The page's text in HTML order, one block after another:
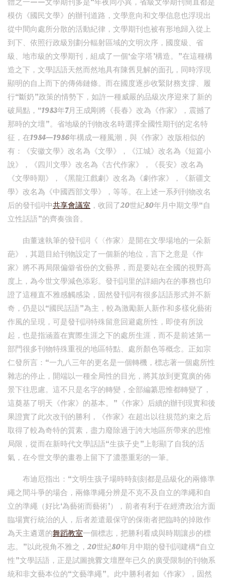
體之一——文學期刊多是“年夜同小異，省級文學期刊簡直都是
模仿《國民文學》的辦刊道路，文學意向和文學信息也浮現出
從中間向處所分散的活動紀律，文學期刊也被有形地歸入從上
到下、依照行政級別劃分輻射區域的文明次序，國度級、省
級、地市級的文學期刊，組成了一個‘金字塔’構造。”在這種構
造之下，文學話語天然而然地具有陳舊見解的面孔，同時浮現
顯明的自上而下的傳佈鏈條。而在國度逐步收緊財務支撐、履
行“斷奶”政策的情勢下，如許一種威嚴的品級次序迎來了新的
破局點，“1983年7月王成剛將《長春》改為《作家》，震撼了
那時的文壇”。省地級的刊物改名時選擇全國性期刊的定名特
征，在1984—1986年構成一種風潮，與《作家》改版相似的
有：《安徽文學》改名為《文學》，《江城》改名為《短篇小
說》，《四川文學》改名為《古代作家》，《長安》改名為
《文學時期》，《黑龍江戲劇》改名為《劇作家》，《新疆文
學》改名為《中國西部文學》，等等。在上述一系列刊物改名
后的發刊詞中共享會議室 ，收回了20世紀80年月中期文學“自
立性話語”的齊奏強音。
由董速執筆的發刊詞《〈作家〉是開在文學場地的一朵新
葩》，其題目給刊物設定了一個新的地位，言下之意是《作
家》將不再局限偏僻省份的文藝界，而是要站在全國的視野高
度上，為今世文學減色添彩。發刊詞里的詳細內在的事務也印
證了這種直不雅感觸感染，固然發刊詞有很多話語形式并不新
奇，仍是以“國民話語”為主，較為激勵新人新作和多樣化藝術
作風的呈現，可是發刊詞特殊留意回避處所性，即使有所說
起，也是指涵蓋在實際生涯之下的處所生涯，而不是前述第一
部門很多刊物特殊重視的地區特點、處所顏色等概念。正如宗
仁發所言：“一九八三年的更名是一個轉機，標志著一個處所性
雜志的停止，開端以一種全局性的目光，將其放到更寬廣的佈
景下往思慮。這不只是名字的轉變，全部編纂思惟都轉變了，
這奠基了明天《作家》的基本。”《作家》后續的辦刊現實和後
果證實了此次改刊的勝利，《作家》在超出以往規范約束之后
取得了較為奇特的質素，盡力廢除過于誇大地區所帶來的思惟
局限，從而在新時代文學話語“生孩子史”上彰顯了自我的活
氣，在今世文學的畫卷上留下了濃墨重彩的一筆。
布迪厄指出：“文明生孩子場時時刻刻都是品級化的兩條準
繩之間斗爭的場合，兩條準繩分辨是不克不及自立的準繩和自
立的準繩（好比‘為藝術而藝術’），前者有利于在經濟政治方面
臨場實行統治的人，后者差遣最保守的保衛者把臨時的掉敗作
為天主遴選的舞蹈教室一個標志，把勝利看成與時期讓步的標
志。”以此視角不雅之，20世紀80年月中期的發刊詞建構“自立
性”文學話語，正是試圖挑釁文壇歷年已久的廣受限制的刊物系
統和非文藝本位的“文藝準繩”。此中勝利者如《作家》，固然